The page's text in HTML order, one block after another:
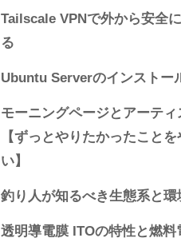
Tailscale VPNで外から安全
る
Ubuntu Serverのインストー
モーニングページとアーティ
【ずっとやりたかったことを
い】
釣り人が知るべき生態系と環
透明導電膜 ITOの特性と燃料